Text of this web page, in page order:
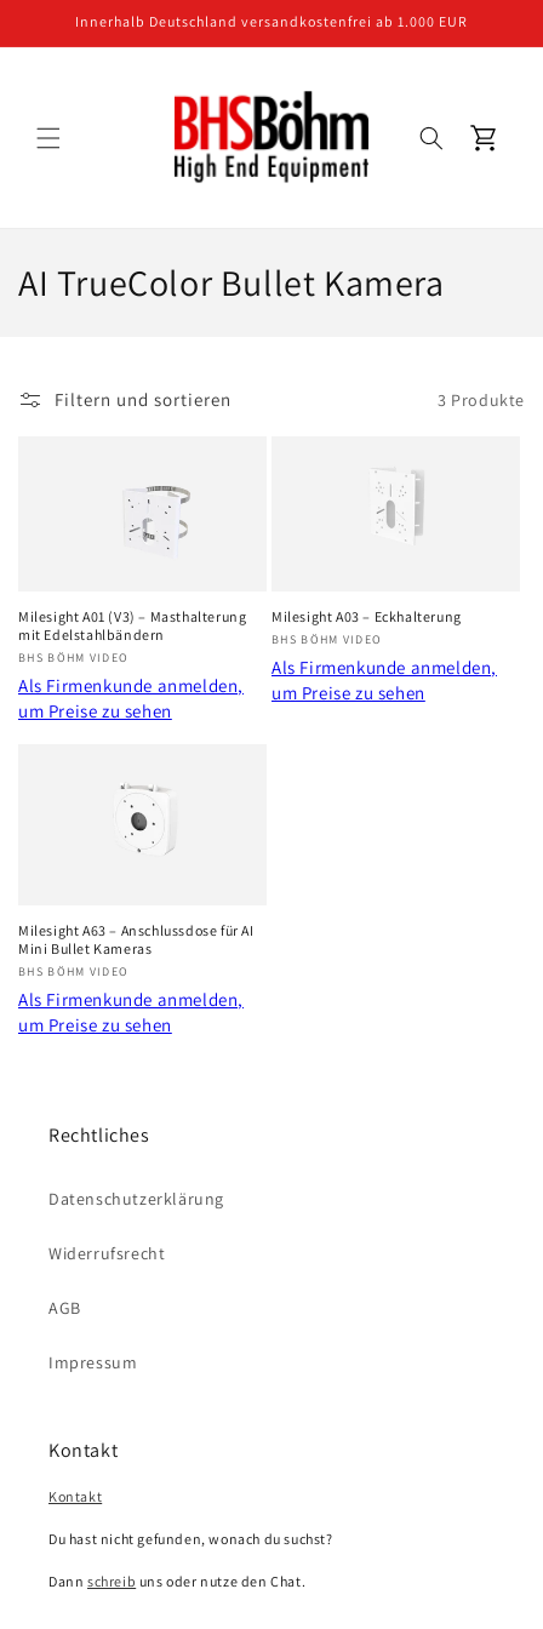
Inhalt
Innerhalb Deutschland versandkostenfrei ab 1.000 EUR
Warenkorb
K
e
i
e
:
AI TrueColor Bullet Kamera
Filtern und sortieren 3 Produkte
Milesight A01 (V3) – Masthalterung
mit Edelstahlbändern
Anbieter:
BHS BÖHM VIDEO
Als Firmenkunde anmelden,
um Preise zu sehen
Milesight A03 – Eckhalterung
Anbieter:
BHS BÖHM VIDEO
Als Firmenkunde anmelden,
um Preise zu sehen
Milesight A63 – Anschlussdose für AI
Mini Bullet Kameras
Anbieter:
BHS BÖHM VIDEO
Als Firmenkunde anmelden,
um Preise zu sehen
Rechtliches
Datenschutzerklärung
Widerrufsrecht
AGB
Impressum
Kontakt
Kontakt
Du hast nicht gefunden, wonach du suchst?
Dann schreib uns oder nutze den Chat.